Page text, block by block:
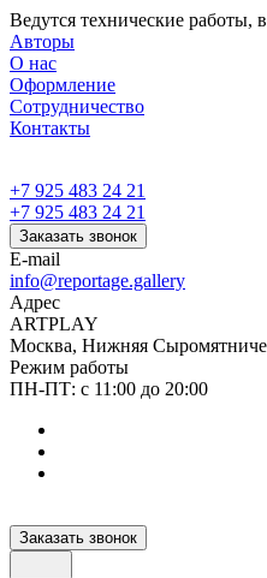
Ведутся технические работы,
Авторы
О нас
Оформление
Сотрудничество
Контакты
+7 925 483 24 21
+7 925 483 24 21
Заказать звонок
E-mail
info@reportage.gallery
Адрес
ARTPLAY
Москва, Нижняя
Режим работы
ПН-ПТ: с 11:00 до 20:00
Заказать звонок